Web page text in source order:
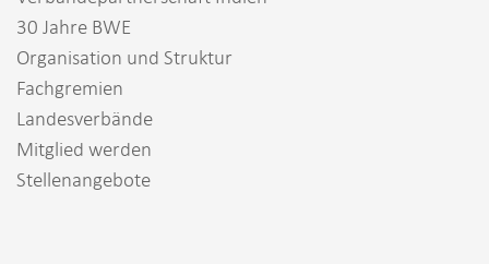
30 Jahre BWE
Organisation und Struktur
Fachgremien
Landesverbände
Mitglied werden
Stellenangebote